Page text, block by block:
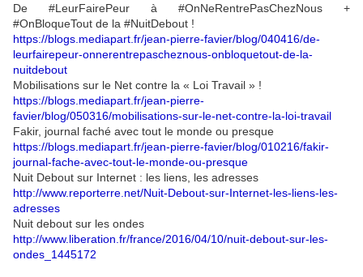
De #LeurFairePeur à #OnNeRentrePasChezNous +
#OnBloqueTout de la #NuitDebout !
https://blogs.mediapart.fr/jean-pierre-favier/blog/040416/de-
leurfairepeur-onnerentrepascheznous-onbloquetout-de-la-
nuitdebout
Mobilisations sur le Net contre la « Loi Travail » !
https://blogs.mediapart.fr/jean-pierre-
favier/blog/050316/mobilisations-sur-le-net-contre-la-loi-travail
Fakir, journal faché avec tout le monde ou presque
https://blogs.mediapart.fr/jean-pierre-favier/blog/010216/fakir-
journal-fache-avec-tout-le-monde-ou-presque
Nuit Debout sur Internet : les liens, les adresses
http://www.reporterre.net/Nuit-Debout-sur-Internet-les-liens-les-
adresses
Nuit debout sur les ondes
http://www.liberation.fr/france/2016/04/10/nuit-debout-sur-les-
ondes_1445172